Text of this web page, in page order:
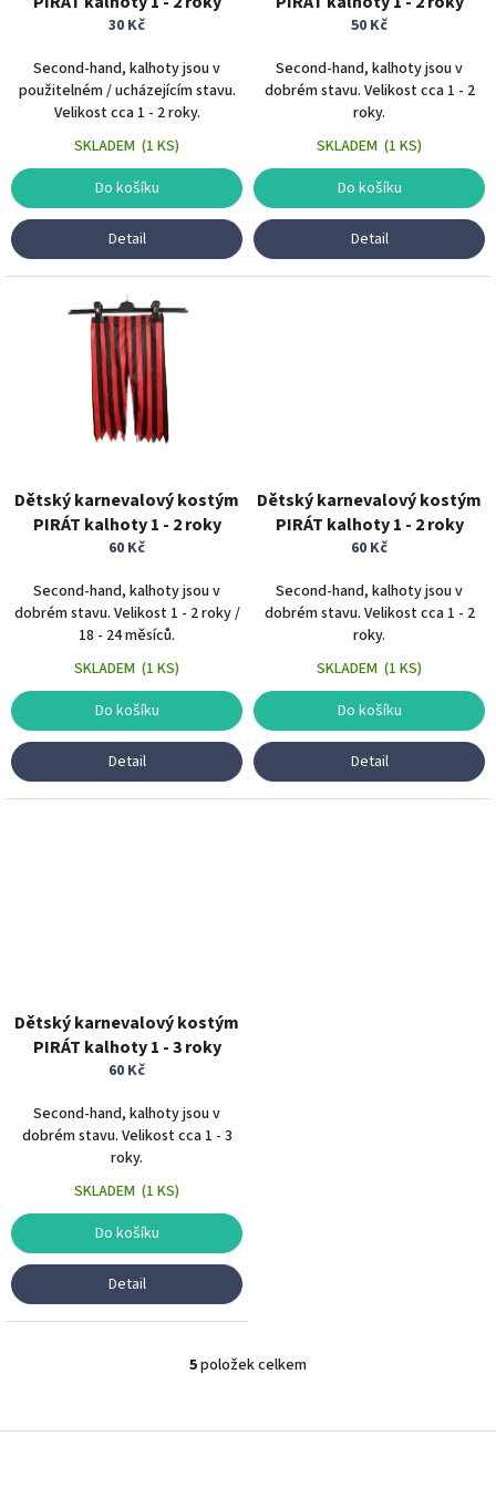
30 Kč
Second-hand, kalhoty jsou v
použitelném / ucházejícím stavu.
Velikost cca 1 - 2 roky.
SKLADEM (1 KS)
Do košíku
Detail
50 Kč
Second-hand, kalhoty jsou v
dobrém stavu. Velikost cca 1 - 2
roky.
SKLADEM (1 KS)
Do košíku
Detail
Dětský karnevalový kostým
PIRÁT kalhoty 1 - 2 roky
60 Kč
Second-hand, kalhoty jsou v
dobrém stavu. Velikost 1 - 2 roky /
18 - 24 měsíců.
SKLADEM (1 KS)
Do košíku
Detail
Dětský karnevalový kostým
PIRÁT kalhoty 1 - 2 roky
60 Kč
Second-hand, kalhoty jsou v
dobrém stavu. Velikost cca 1 - 2
roky.
SKLADEM (1 KS)
Do košíku
Detail
Dětský karnevalový kostým
PIRÁT kalhoty 1 - 3 roky
60 Kč
Second-hand, kalhoty jsou v
dobrém stavu. Velikost cca 1 - 3
roky.
SKLADEM (1 KS)
Do košíku
Detail
O
á
5položek celkem